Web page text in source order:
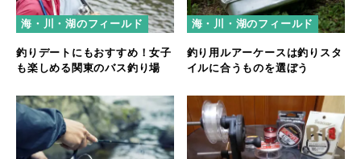
海・川・湖のフィールド
釣りデートにもおすすめ！女子
も楽しめる関東のバス釣り場
海・川・湖のフィールド
釣り用ルアーケースは釣りスタ
イルに合うものを選ぼう